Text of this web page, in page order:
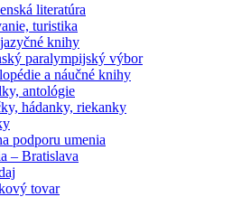
literatúra
turistika
knihy
paralympijský výbor
a náučné knihy
antológie
hádanky, riekanky
podporu umenia
– Bratislava
tovar